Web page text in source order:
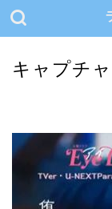
キャプチ